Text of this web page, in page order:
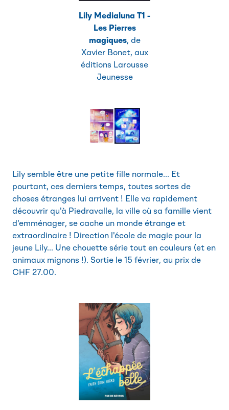
Lily Medialuna T1 -
Les Pierres
magiques, de
Xavier Bonet, aux
éditions Larousse
Jeunesse
Lily semble être une petite fille normale... Et
pourtant, ces derniers temps, toutes sortes de
choses étranges lui arrivent ! Elle va rapidement
découvrir qu'à Piedravalle, la ville où sa famille vient
d'emménager, se cache un monde étrange et
extraordinaire ! Direction l'école de magie pour la
jeune Lily... Une chouette série tout en couleurs (et en
animaux mignons !). Sortie le 15 février, au prix de
CHF 27.00.